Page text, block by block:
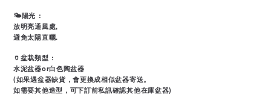
🌤陽光 :
放明亮通風處,
避免太陽直曬.
🏺盆栽類型 :
水泥盆器or白色陶盆器
(如果遇盆器缺貨，會更換成相似盆器寄送。
如需要其他造型，可下訂前私訊確認其他在庫盆器)